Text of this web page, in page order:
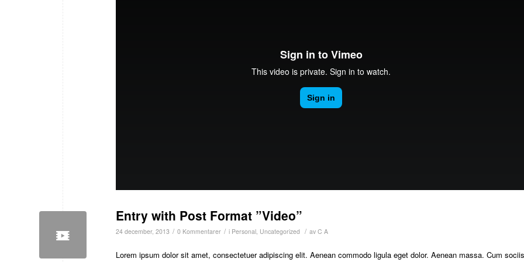
Entry with Post Format ”Video”
24 december, 2013 / 0 Kommentarer / i Personal, Uncategorized / av C A
Lorem ipsum dolor sit amet, consectetuer adipiscing elit. Aenean commodo ligula eget dolor. Aenean massa. Cum sociis